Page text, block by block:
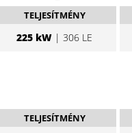
TELJESÍTMÉNY
225 kW | 306 LE
TELJESÍTMÉNY